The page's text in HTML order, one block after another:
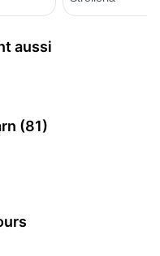
aussi
(81)